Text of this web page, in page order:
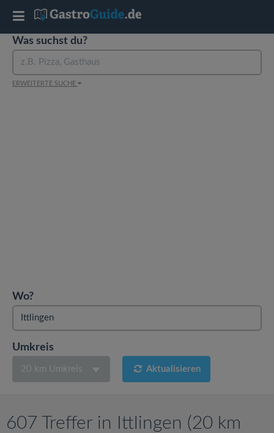
Was suchst du?
ERWEITERTE SUCHE
Wo?
Umkreis
20 km Umkreis Aktualisieren
607 Treffer in Ittlingen (20 km
T
o
g
i
a